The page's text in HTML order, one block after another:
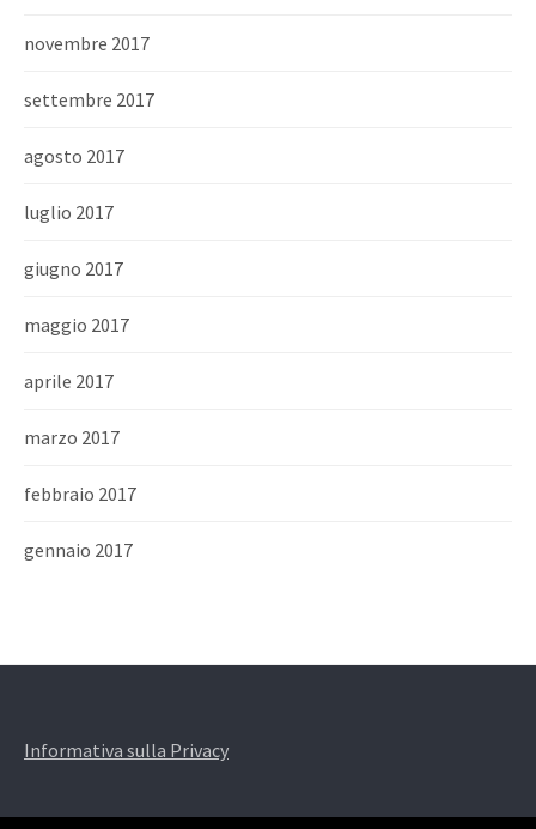
novembre 2017
settembre 2017
agosto 2017
luglio 2017
giugno 2017
maggio 2017
aprile 2017
marzo 2017
febbraio 2017
gennaio 2017
Informativa sulla Privacy